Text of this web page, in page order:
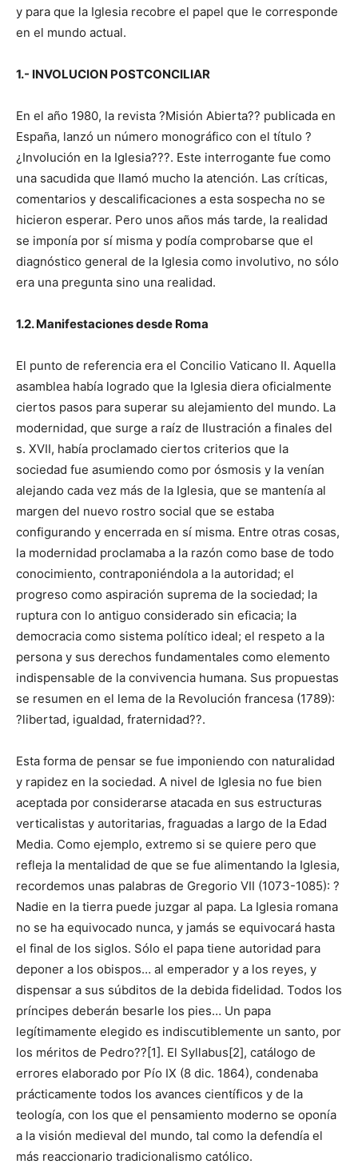
y para que la Iglesia recobre el papel que le corresponde
en el mundo actual.
1.- INVOLUCION POSTCONCILIAR
En el año 1980, la revista ?Misión Abierta?? publicada en
España, lanzó un número monográfico con el título ?
¿Involución en la Iglesia???. Este interrogante fue como
una sacudida que llamó mucho la atención. Las críticas,
comentarios y descalificaciones a esta sospecha no se
hicieron esperar. Pero unos años más tarde, la realidad
se imponía por sí misma y podía comprobarse que el
diagnóstico general de la Iglesia como involutivo, no sólo
era una pregunta sino una realidad.
1.2. Manifestaciones desde Roma
El punto de referencia era el Concilio Vaticano II. Aquella
asamblea había logrado que la Iglesia diera oficialmente
ciertos pasos para superar su alejamiento del mundo. La
modernidad, que surge a raíz de Ilustración a finales del
s. XVII, había proclamado ciertos criterios que la
sociedad fue asumiendo como por ósmosis y la venían
alejando cada vez más de la Iglesia, que se mantenía al
margen del nuevo rostro social que se estaba
configurando y encerrada en sí misma. Entre otras cosas,
la modernidad proclamaba a la razón como base de todo
conocimiento, contraponiéndola a la autoridad; el
progreso como aspiración suprema de la sociedad; la
ruptura con lo antiguo considerado sin eficacia; la
democracia como sistema político ideal; el respeto a la
persona y sus derechos fundamentales como elemento
indispensable de la convivencia humana. Sus propuestas
se resumen en el lema de la Revolución francesa (1789):
?libertad, igualdad, fraternidad??.
Esta forma de pensar se fue imponiendo con naturalidad
y rapidez en la sociedad. A nivel de Iglesia no fue bien
aceptada por considerarse atacada en sus estructuras
verticalistas y autoritarias, fraguadas a largo de la Edad
Media. Como ejemplo, extremo si se quiere pero que
refleja la mentalidad de que se fue alimentando la Iglesia,
recordemos unas palabras de Gregorio VII (1073-1085): ?
Nadie en la tierra puede juzgar al papa. La Iglesia romana
no se ha equivocado nunca, y jamás se equivocará hasta
el final de los siglos. Sólo el papa tiene autoridad para
deponer a los obispos… al emperador y a los reyes, y
dispensar a sus súbditos de la debida fidelidad. Todos los
príncipes deberán besarle los pies… Un papa
legítimamente elegido es indiscutiblemente un santo, por
los méritos de Pedro??[1]. El Sylla­bus[2], catálogo de
errores elaborado por Pío IX (8 dic. 1864), condenaba
prácticamente todos los avances científicos y de la
teología, con los que el pensamiento moderno se oponía
a la visión medieval del mundo, tal como la defendía el
más reaccionario tradicionalismo católico.